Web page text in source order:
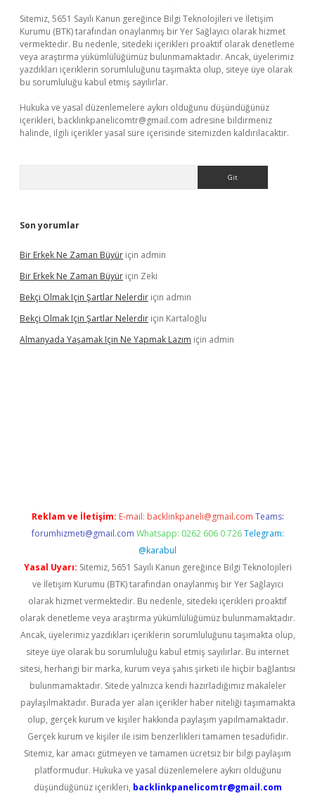
Sitemiz, 5651 Sayılı Kanun gereğince Bilgi Teknolojileri ve İletişim
Kurumu (BTK) tarafından onaylanmış bir Yer Sağlayıcı olarak hizmet
vermektedir. Bu nedenle, sitedeki içerikleri proaktif olarak denetleme
veya araştırma yükümlülüğümüz bulunmamaktadır. Ancak, üyelerimiz
yazdıkları içeriklerin sorumluluğunu taşımakta olup, siteye üye olarak
bu sorumluluğu kabul etmiş sayılırlar.
Hukuka ve yasal düzenlemelere aykırı olduğunu düşündüğünüz
içerikleri, backlinkpanelicomtr@gmail.com adresine bildirmeniz
halinde, ilgili içerikler yasal süre içerisinde sitemizden kaldırılacaktır.
Son yorumlar
Bir Erkek Ne Zaman Büyür için admin
Bir Erkek Ne Zaman Büyür için Zeki
Bekçi Olmak Için Şartlar Nelerdir için admin
Bekçi Olmak Için Şartlar Nelerdir için Kartaloğlu
Almanyada Yaşamak Için Ne Yapmak Lazım için admin
Reklam ve İletişim: E-mail: backlinkpaneli@gmail.com Teams:
forumhizmeti@gmail.com Whatsapp: 0262 606 0 726 Telegram:
@karabul
Yasal Uyarı: Sitemiz, 5651 Sayılı Kanun gereğince Bilgi Teknolojileri
ve İletişim Kurumu (BTK) tarafından onaylanmış bir Yer Sağlayıcı
olarak hizmet vermektedir. Bu nedenle, sitedeki içerikleri proaktif
olarak denetleme veya araştırma yükümlülüğümüz bulunmamaktadır.
Ancak, üyelerimiz yazdıkları içeriklerin sorumluluğunu taşımakta olup,
siteye üye olarak bu sorumluluğu kabul etmiş sayılırlar. Bu internet
sitesi, herhangi bir marka, kurum veya şahıs şirketi ile hiçbir bağlantısı
bulunmamaktadır. Sitede yalnızca kendi hazırladığımız makaleler
paylaşılmaktadır. Burada yer alan içerikler haber niteliği taşımamakta
olup, gerçek kurum ve kişiler hakkında paylaşım yapılmamaktadır.
Gerçek kurum ve kişiler ile isim benzerlikleri tamamen tesadüfidir.
Sitemiz, kar amacı gütmeyen ve tamamen ücretsiz bir bilgi paylaşım
platformudur. Hukuka ve yasal düzenlemelere aykırı olduğunu
düşündüğünüz içerikleri, backlinkpanelicomtr@gmail.com